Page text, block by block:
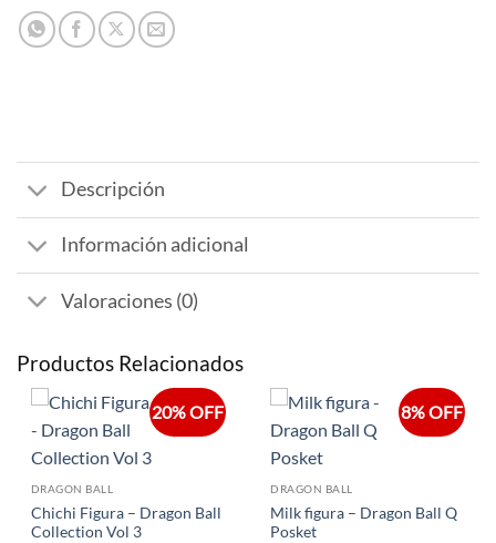
Descripción
Información adicional
Valoraciones (0)
Productos Relacionados
20% OFF
DRAGON BALL
Chichi Figura – Dragon Ball
Collection Vol 3
8% OFF
DRAGON BALL
Milk figura – Dragon Ball Q
Posket